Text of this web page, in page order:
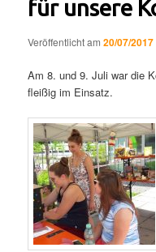
für unsere
Veröffentlicht am20/07/2017
Am 8. und 9. Juli war die
fleißig im Einsatz.